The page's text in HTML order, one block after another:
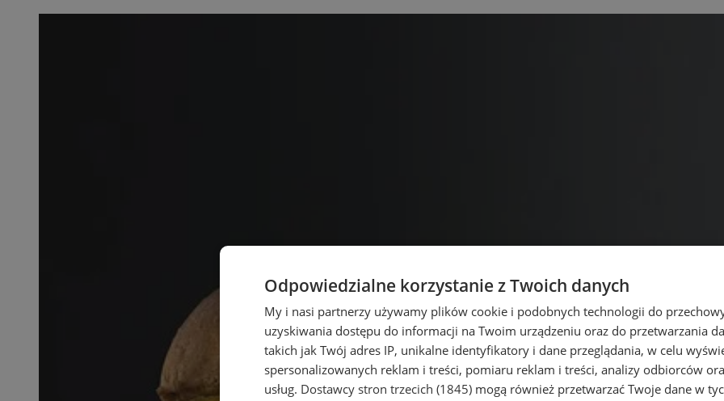
Odpowiedzialne korzystanie z Twoich danych
My i nasi partnerzy używamy plików cookie i podobnych technologii do
uzyskiwania dostępu do informacji na Twoim urządzeniu oraz do przetwarzania
takich jak Twój adres IP, unikalne identyfikatory i dane przeglądania, w celu
spersonalizowanych reklam i treści, pomiaru reklam i treści, analizy odbiorców
usług. Dostawcy stron trzecich (1845) mogą również przetwarzać Twoje dane w